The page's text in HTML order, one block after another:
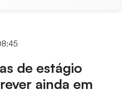
de estágio
ainda em